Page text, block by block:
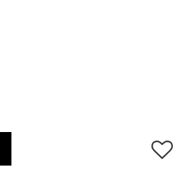
Lägg